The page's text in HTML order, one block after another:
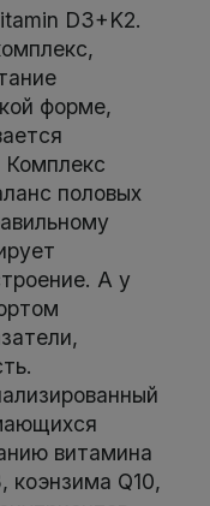
D3+K2.
форме,
Комплекс
половых
А у
витамина
коэнзима Q10,